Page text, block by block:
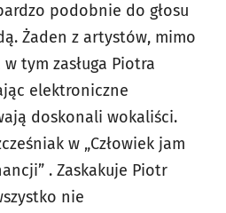
podobnie do głosu
Żaden z artystów, mimo
tym zasługa Piotra
elektroniczne
doskonali wokaliści.
w „Człowiek jam
. Zaskakuje Piotr
nie